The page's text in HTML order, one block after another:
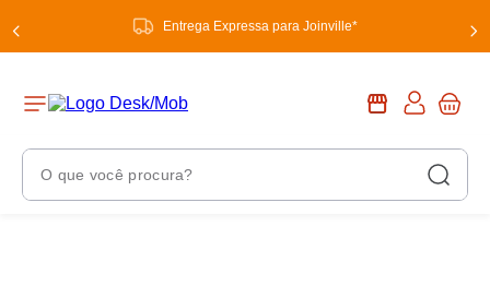
Entrega Expressa para Joinville*
O que você procura?